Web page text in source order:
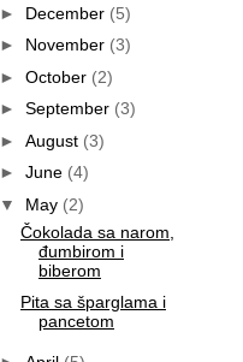
► December (5)
► November (3)
► October (2)
► September (3)
► August (3)
► June (4)
▼ May (2)
Čokolada sa narom,
đumbirom i
biberom
Pita sa šparglama i
pancetom